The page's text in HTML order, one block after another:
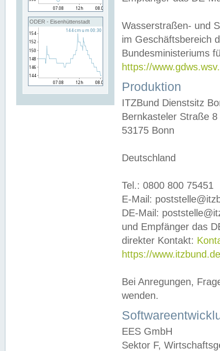
ODER - Eisenhüttenstadt
Wasserstraßen- und
im Geschäftsbereich
Bundesministeriums
https://
Produktion
ITZBund Dienstsitz
Bernkasteler Straße 8
53175 Bonn
Deutschland
Tel.: 0800 800 75451
E-Mail:
DE-Mail:
und Empfänger das
direkter Kontakt:
https://
Bei Anregungen,
wenden.
EES GmbH
Sektor F,